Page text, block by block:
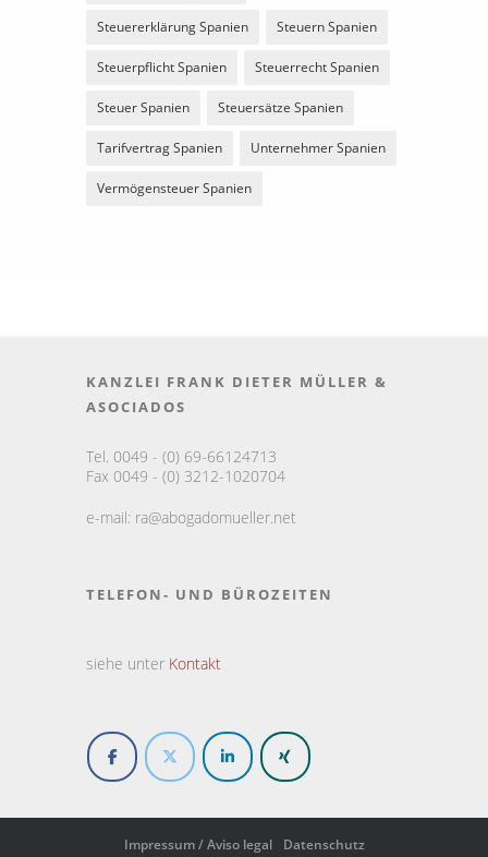
Steuererklärung Spanien Steuern Spanien
Steuerpflicht Spanien Steuerrecht Spanien
Steuer Spanien Steuersätze Spanien
Tarifvertrag Spanien Unternehmer Spanien
Vermögensteuer Spanien
KANZLEI FRANK DIETER MÜLLER &
ASOCIADOS
Tel. 0049 - (0) 69-66124713
Fax 0049 - (0) 3212-1020704
e-mail: ra@abogadomueller.net
TELEFON- UND BÜROZEITEN
siehe unter Kontakt
Impressum / Aviso legal Datenschutz